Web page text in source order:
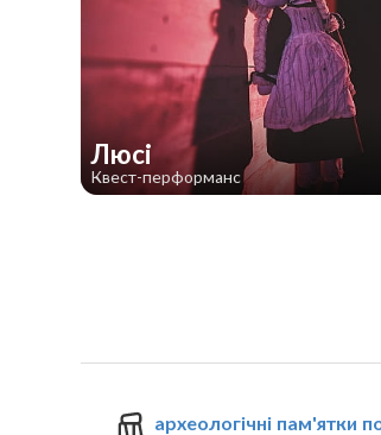
Люсі
Квест-перформанс
археологічні пам'ятки